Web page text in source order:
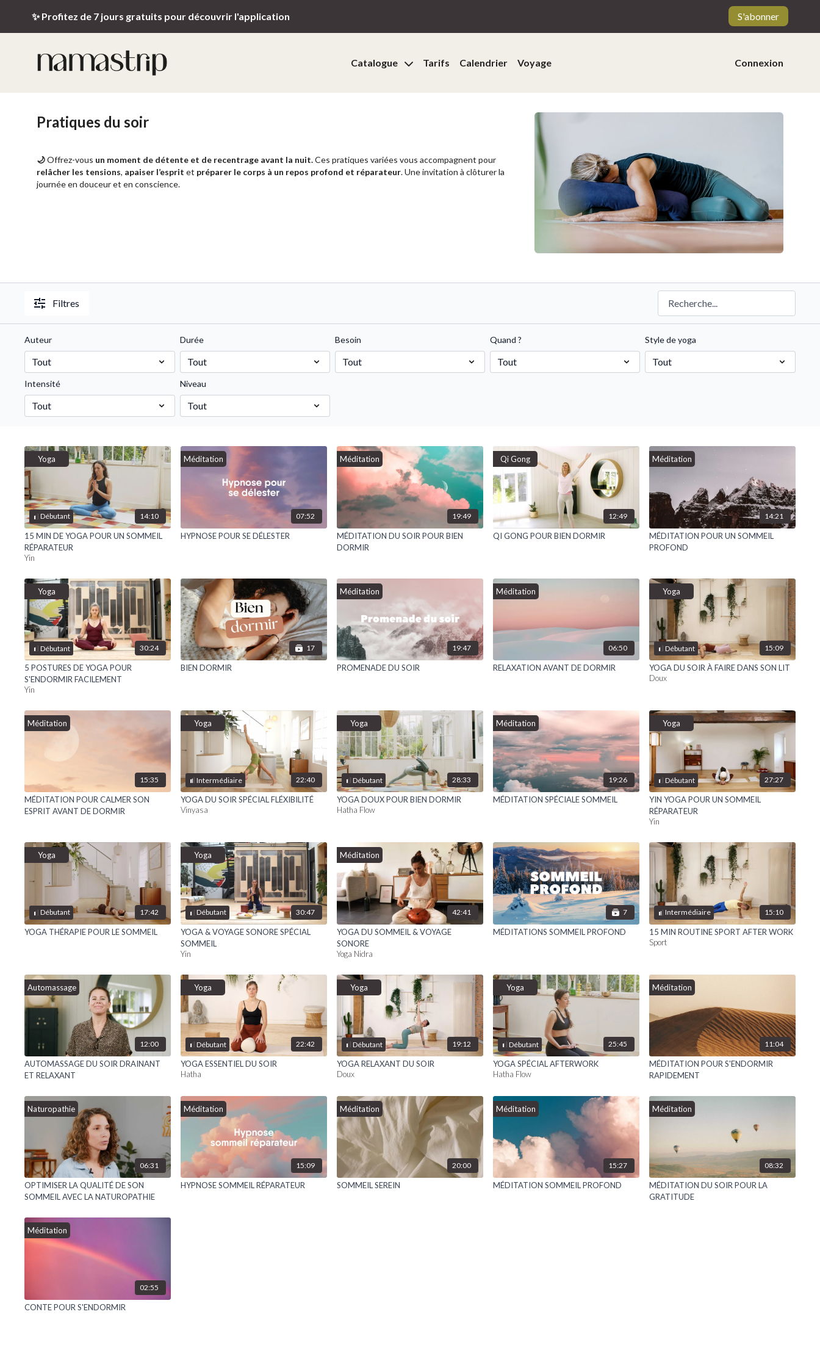
✨ Profitez de 7 jours gratuits pour découvrir l'application S'abonner
Catalogue Tarifs Calendrier Voyage Connexion
Pratiques du soir
🌙Offrez-vous un moment de détente et de recentrage avant la nuit.Ces pratiques variées vous accompagnent pour
relâcher les tensions, apaiser l’esprit et préparer le corps à un repos profond et réparateur. Une invitation à clôturer la
journée en douceur et en conscience.
Filtres
Auteur Durée Besoin Quand ? Style de yoga
Intensité Niveau
Débutant
Yoga
14:10
15 MIN DE YOGA POUR UN SOMMEIL
RÉPARATEUR
Yin
Méditation
07:52
HYPNOSE POUR SE DÉLESTER
Méditation
19:49
MÉDITATION DU SOIR POUR BIEN
DORMIR
Qi Gong
12:49
QI GONG POUR BIEN DORMIR
Méditation
14:21
MÉDITATION POUR UN SOMMEIL
PROFOND
Débutant
Yoga
30:24
5 POSTURES DE YOGA POUR
S'ENDORMIR FACILEMENT
Yin
17
BIEN DORMIR
Méditation
19:47
PROMENADE DU SOIR
Méditation
06:50
RELAXATION AVANT DE DORMIR
Débutant
Yoga
15:09
YOGA DU SOIR À FAIRE DANS SON LIT
Doux
Méditation
15:35
MÉDITATION POUR CALMER SON
ESPRIT AVANT DE DORMIR
Intermédiaire
Yoga
22:40
YOGA DU SOIR SPÉCIAL FLÉXIBILITÉ
Vinyasa
Débutant
Yoga
28:33
YOGA DOUX POUR BIEN DORMIR
Hatha Flow
Méditation
19:26
MÉDITATION SPÉCIALE SOMMEIL
Débutant
Yoga
27:27
YIN YOGA POUR UN SOMMEIL
RÉPARATEUR
Yin
Débutant
Yoga
17:42
YOGA THÉRAPIE POUR LE SOMMEIL
Débutant
Yoga
30:47
YOGA & VOYAGE SONORE SPÉCIAL
SOMMEIL
Yin
Méditation
42:41
YOGA DU SOMMEIL & VOYAGE
SONORE
Yoga Nidra
7
MÉDITATIONS SOMMEIL PROFOND
Intermédiaire 15:10
15 MIN ROUTINE SPORT AFTER WORK
Sport
Automassage
12:00
AUTOMASSAGE DU SOIR DRAINANT
ET RELAXANT
Débutant
Yoga
22:42
YOGA ESSENTIEL DU SOIR
Hatha
Débutant
Yoga
19:12
YOGA RELAXANT DU SOIR
Doux
Débutant
Yoga
25:45
YOGA SPÉCIAL AFTERWORK
Hatha Flow
Méditation
11:04
MÉDITATION POUR S'ENDORMIR
RAPIDEMENT
Naturopathie
06:31
OPTIMISER LA QUALITÉ DE SON
SOMMEIL AVEC LA NATUROPATHIE
Méditation
15:09
HYPNOSE SOMMEIL RÉPARATEUR
Méditation
20:00
SOMMEIL SEREIN
Méditation
15:27
MÉDITATION SOMMEIL PROFOND
Méditation
08:32
MÉDITATION DU SOIR POUR LA
GRATITUDE
Méditation
02:55
CONTE POUR S'ENDORMIR